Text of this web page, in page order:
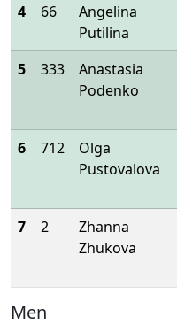
4
66
Angelina
Putilina
5
333
Anastasia
Podenko
6
712
Olga
Pustovalova
7
2
Zhanna
Zhukova
Men